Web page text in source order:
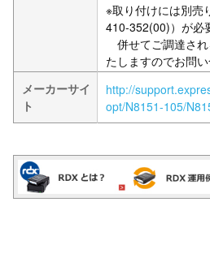
※取り付けには別売
410-352(00)）が必
併せてご調達さ
たしますのでお問い
メーカーサイ
ト
http://
opt/N8151-105/